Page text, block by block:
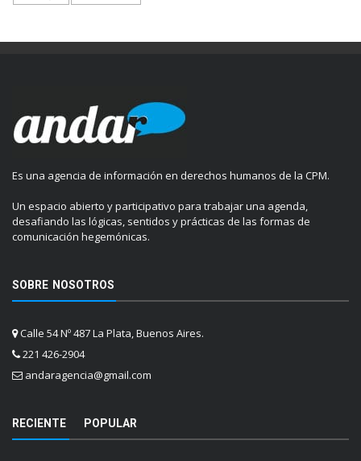
Es una agencia de información en derechos humanos de la CPM.
Un espacio abierto y participativo para trabajar una agenda,
desafiando las lógicas, sentidos y prácticas de las formas de
comunicación hegemónicas.
SOBRE NOSOTROS
Calle 54 Nº 487 La Plata, Buenos Aires.
221 426-2904
andaragencia@gmail.com
RECIENTE POPULAR